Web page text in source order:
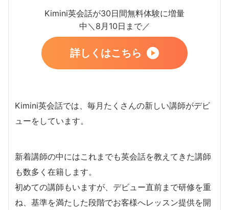
Kimini英会話が30日間無料体験に増量
中＼8月10日まで／
詳しくはこちら
Kimini英会話では、毎月たくさんの新しい講師がデビ
ューをしています。
新着講師の中にはこれまでも英会話を教えてきた講師
も数多く在籍します。
​初めての講師もいますが、デビュー直前まで研修を重
ね、基準を満たした段階でお客様へレッスン提供を開